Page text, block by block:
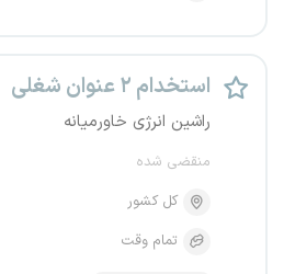
استخدام ۲ عنوان شغلی
راشین انرژی خاورمیانه
منقضی شده
کل کشور
تمام وقت